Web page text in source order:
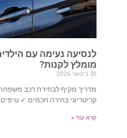
לנסיעה נעימה עם
מומלץ לקנות?
30 בינואר 2026
מדריך מקיף לבחירת רכב
קריטריוני בחירה חכמים ✓
קרא עוד »